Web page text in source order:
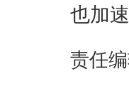
也加
责任